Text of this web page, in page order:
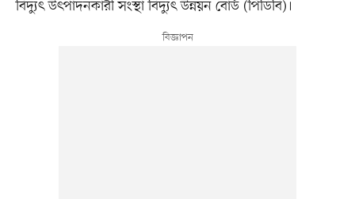
বিদ্যুৎ উৎপাদনকারী সংস্থা বিদ্যুৎ উন্নয়ন বোর্ড (পিডিবি)।